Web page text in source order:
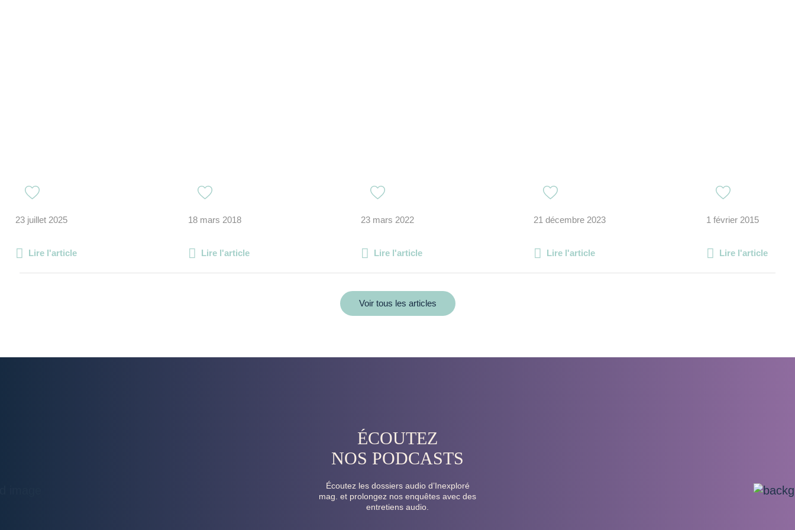
23 juillet 2025
Lire l'article
18 mars 2018
Lire l'article
23 mars 2022
Lire l'article
21 décembre 2023
Lire l'article
1 février 2015
Lire l'article
Voir tous les articles
ÉCOUTEZ
NOS PODCASTS
Écoutez les dossiers audio d’Inexploré
mag. et prolongez nos enquêtes avec des
entretiens audio.